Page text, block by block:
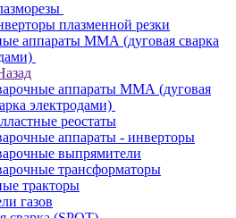
плазменной резки
аппараты ММА (дуговая сварка
аппараты ММА (дуговая
электродами)
реостаты
аппараты - инверторы
выпрямители
трансформаторы
тракторы
газов